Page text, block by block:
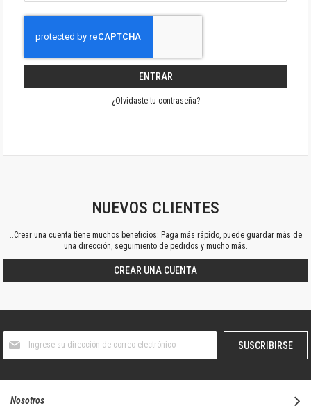
ENTRAR
¿Olvidaste tu contraseña?
NUEVOS CLIENTES
..Crear una cuenta tiene muchos beneficios: Paga más rápido, puede guardar más de
una dirección, seguimiento de pedidos y mucho más.
CREAR UNA CUENTA
boletín
SUSCRIBIRSE
Nosotros